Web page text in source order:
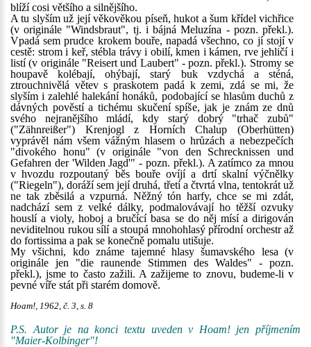
blíží cosi většího a silnějšího.
A tu slyším už její věkověkou píseň, hukot a šum křídel vichřice
(v originále "Windsbraut", tj. i bájná Meluzína - pozn. překl.).
Vpadá sem prudce krokem bouře, napadá všechno, co jí stojí v
cestě: strom i keř, stébla trávy i obilí, kmen i kámen, rve jehličí i
listí (v originále "Reisert und Laubert" - pozn. překl.). Stromy se
houpavě kolébají, ohýbají, starý buk vzdychá a sténá,
ztrouchnivělá větev s praskotem padá k zemi, zdá se mi, že
slyším i zalehlé halekání honáků, podobající se hlasům duchů z
dávných pověstí a tichému skučení spíše, jak je znám ze dnů
svého nejranějšího mládí, kdy starý dobrý "trhač zubů"
("Zähnreißer") Krenjogl z Horních Chalup (Oberhütten)
vyprávěl nám všem vážným hlasem o hrůzách a nebezpečích
"divokého honu" (v originále "von den Schrecknissen und
Gefahren der 'Wilden Jagd'" - pozn. překl.). A zatímco za mnou
v hvozdu rozpoutaný běs bouře ovíjí a drtí skalní výčnělky
("Riegeln"), doráží sem její druhá, třetí a čtvrtá vlna, tentokrát už
ne tak zběsilá a vzpurná. Něžný tón harfy, chce se mi zdát,
nadchází sem z velké dálky, podmalovávají ho těžší ozvuky
houslí a violy, hoboj a bručící basa se do něj mísí a dirigován
neviditelnou rukou sílí a stoupá mnohohlasý přírodní orchestr až
do fortissima a pak se konečně pomalu utišuje.
My všichni, kdo známe tajemné hlasy šumavského lesa (v
originále jen "die raunende Stimmen des Waldes" - pozn.
překl.), jsme to často zažili. A zažijeme to znovu, budeme-li v
pevné víře stát při starém domově.
Hoam!, 1962, č. 3, s. 8
P.S. Autor je na konci textu uveden v Hoam! jen příjmením
"Maier-Kolbinger"!